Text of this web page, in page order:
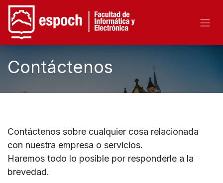
Contáctenos
Contáctenos sobre cualquier cosa relacionada
con nuestra empresa o servicios.
Haremos todo lo posible por responderle a la
brevedad.